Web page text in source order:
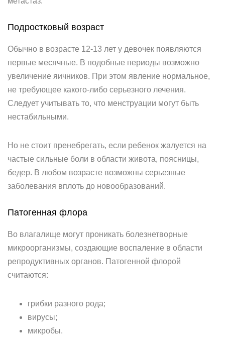
Подростковый возраст
Обычно в возрасте 12-13 лет у девочек появляются
первые месячные. В подобные периоды возможно
увеличение яичников. При этом явление нормальное,
не требующее какого-либо серьезного лечения.
Следует учитывать то, что менструации могут быть
нестабильными.
Но не стоит пренебрегать, если ребенок жалуется на
частые сильные боли в области живота, поясницы,
бедер. В любом возрасте возможны серьезные
заболевания вплоть до новообразований.
Патогенная флора
Во влагалище могут проникать болезнетворные
микроорганизмы, создающие воспаление в области
репродуктивных органов. Патогенной флорой
считаются:
грибки разного рода;
вирусы;
микробы.